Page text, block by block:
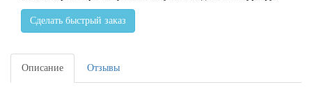
Сделать быстрый заказ
Описание Отзывы